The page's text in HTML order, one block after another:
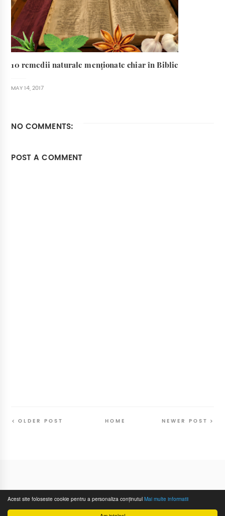
Acest site foloseste cookie pentru a personaliza conținutul Mai multe informatii
10 remedii naturale menționate chiar în Biblie
MAY 14, 2017
NO COMMENTS:
POST A COMMENT
NEWER POST
OLDER POST HOME
All Rights Reserved Pentru Suflet- 2016